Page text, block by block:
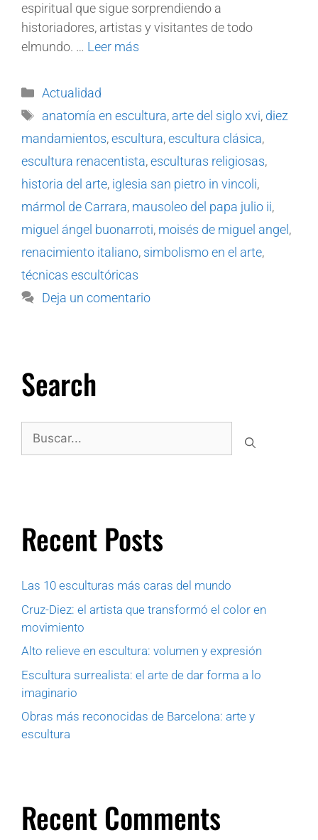
espiritual que sigue sorprendiendo a
historiadores, artistas y visitantes de todo
elmundo. … Leer más
Actualidad
anatomía en escultura, arte del siglo xvi, diez
mandamientos,escultura,escultura clásica,
escultura renacentista,esculturas religiosas,
historia del arte, iglesia san pietro in vincoli,
mármol de Carrara, mausoleo del papa julio ii,
miguel ángel buonarroti, moisés de miguel angel ,
renacimiento italiano, simbolismo en el arte,
técnicas escultóricas
Deja un comentario
Search
Recent Posts
Las 10 esculturas más caras del mundo
Cruz-Diez: el artista que transformó el color en
movimiento
Alto relieve en escultura: volumen y expresión
Escultura surrealista: el arte de dar forma a lo
imaginario
Obras más reconocidas de Barcelona: arte y
escultura
Recent Comments